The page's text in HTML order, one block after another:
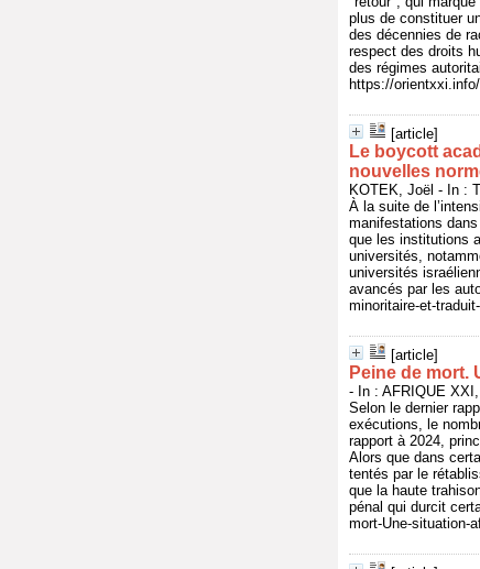
plus de constituer
des décennies de
respect des droits
des régimes
https://
[article]
Le boycott
nouvelles
KOTEK, Joël - In :
À la suite de
manifestations
que les institutions
universités,
universités
avancés par les
minoritaire-et-
[article]
Peine de mort.
- In : AFRIQUE
Selon le dernier
exécutions, le
rapport à 2024,
Alors que dans
tentés par le
que la haute
pénal qui durcit
mort-Une-situation-